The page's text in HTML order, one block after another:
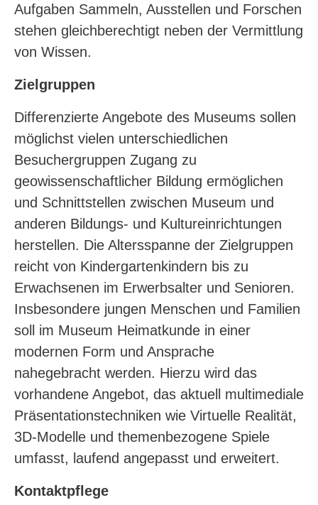
Aufgaben Sammeln, Ausstellen und Forschen
stehen gleichberechtigt neben der Vermittlung
von Wissen.
Zielgruppen
Differenzierte Angebote des Museums sollen
möglichst vielen unterschiedlichen
Besuchergruppen Zugang zu
geowissenschaftlicher Bildung ermöglichen
und Schnittstellen zwischen Museum und
anderen Bildungs- und Kultureinrichtungen
herstellen. Die Altersspanne der Zielgruppen
reicht von Kindergartenkindern bis zu
Erwachsenen im Erwerbsalter und Senioren.
Insbesondere jungen Menschen und Familien
soll im Museum Heimatkunde in einer
modernen Form und Ansprache
nahegebracht werden. Hierzu wird das
vorhandene Angebot, das aktuell multimediale
Präsentationstechniken wie Virtuelle Realität,
3D-Modelle und themenbezogene Spiele
umfasst, laufend angepasst und erweitert.
Kontaktpflege